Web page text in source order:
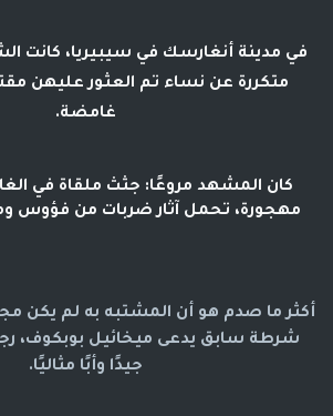
في مدينة أنغارسك في سيبيريا، كانت
متكررة عن نساء تم العثور عليهن
غامضة.
كان المشهد مروعًا: جثث ملقاة في
مهجورة، تحمل آثار ضربات من فؤوس
أكثر ما صدم هو أن المشتبه به لم يكن
شرطة سابق يدعى ميخائيل بوبكوف،
جيدًا وأبًا مثاليًا.